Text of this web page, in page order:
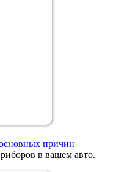
причин
в вашем авто.